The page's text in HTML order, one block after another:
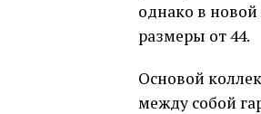
однако в
размеры от 44.
Основой
между собой